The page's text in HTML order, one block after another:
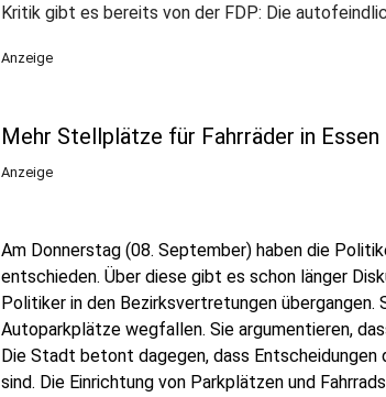
Kritik gibt es bereits von der FDP: Die
Anzeige
Mehr Stellplätze für Fahrräder in Essen
Anzeige
Am Donnerstag (08. September) haben die
entschieden. Über diese gibt es schon länger
Politiker in den Bezirksvertretungen übergangen.
Autoparkplätze wegfallen. Sie argumentieren,
Die Stadt betont dagegen, dass
sind. Die Einrichtung von Parkplätzen und